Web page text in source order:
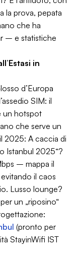
la prova, pepata
che ha
– e statistiche
in
d’Europa
SIM: il
un hotspot
che serve un
2025: A caccia di
Istanbul 2025“?
– mappa il
il caos
Lusso lounge?
un „riposino“
(pronto per
StayinWifi IST